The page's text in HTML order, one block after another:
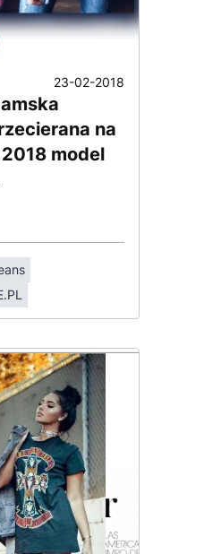
23-02-2018
na
model